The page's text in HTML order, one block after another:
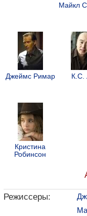
Майкл
Джеймс Римар К.С.
Кристина
Робинсон
Режиссеры: